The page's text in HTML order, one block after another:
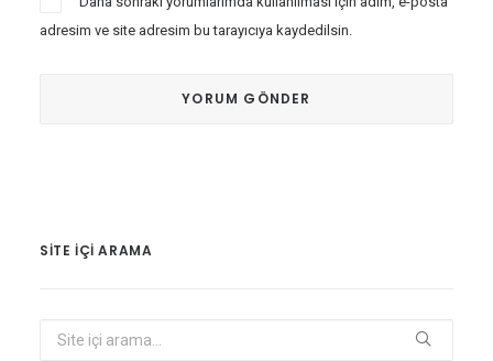
adresim ve site adresim bu tarayıcıya kaydedilsin.
SITE IÇI ARAMA